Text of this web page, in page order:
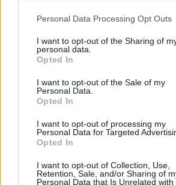
Personal Data Processing Opt Outs
I want to opt-out of the Sharing of
personal data.
Opted In
I want to opt-out of the Sale of my
Personal Data.
Opted In
I want to opt-out of processing my
Personal Data for Targeted
Opted In
I want to opt-out of Collection, Use,
Retention, Sale, and/or Sharing of
Personal Data that Is Unrelated with
vaiko gyvybių išgelbėti nepavyko
Žinios | Lietuvos diena
Savaitės vidurys nusimato karštas:
32 laipsnių šilumos
Žinios | Orai
V. Zalužno pasisakymą laiko
Laidos | Nauja diena